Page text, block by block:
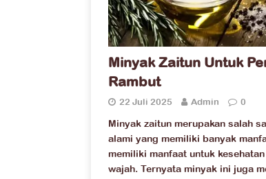
Minyak Zaitun Untuk
Rambut
22 Juli 2025 Admin 0
Minyak zaitun merupakan salah
alami yang memiliki banyak
memiliki manfaat untuk
wajah. Ternyata minyak ini juga